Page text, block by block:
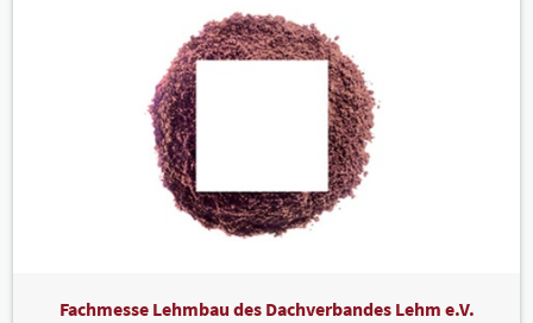
Fachmesse Lehmbau des Dachverbandes Lehm e.V.